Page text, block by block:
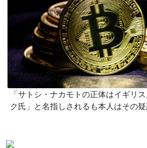
「サトシ・ナカモトの正体はイギリ
ク氏」と名指しされるも本人はその